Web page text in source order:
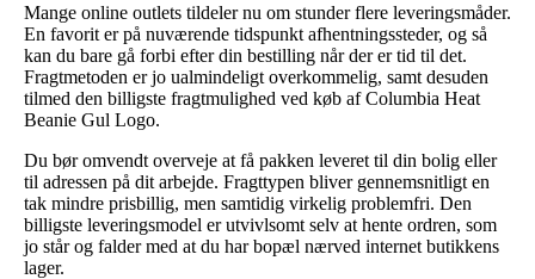
Mange online outlets tildeler nu om stunder flere leveringsmåder.
En favorit er på nuværende tidspunkt afhentningssteder, og så
kan du bare gå forbi efter din bestilling når der er tid til det.
Fragtmetoden er jo ualmindeligt overkommelig, samt desuden
tilmed den billigste fragtmulighed ved køb af Columbia Heat
Beanie Gul Logo.
Du bør omvendt overveje at få pakken leveret til din bolig eller
til adressen på dit arbejde. Fragttypen bliver gennemsnitligt en
tak mindre prisbillig, men samtidig virkelig problemfri. Den
billigste leveringsmodel er utvivlsomt selv at hente ordren, som
jo står og falder med at du har bopæl nærved internet butikkens
lager.